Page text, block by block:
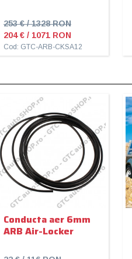
253 € / 1328 RON
204 € / 1071 RON
Cod: GTC-ARB-CKSA12
Conducta aer 6mm
ARB Air-Locker